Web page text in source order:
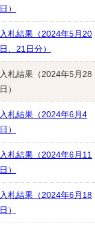
日）
入札結果（2024年5月20
日、21日分）
入札結果（2024年5月28
日）
入札結果（2024年6月4
日）
入札結果（2024年6月11
日）
入札結果（2024年6月18
日）